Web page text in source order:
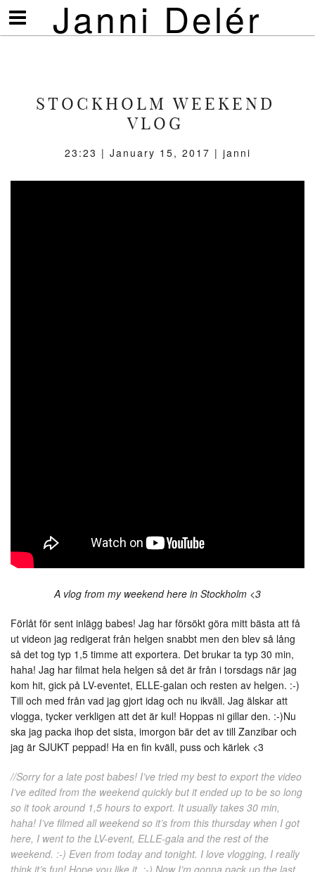
Janni Delér
Visa/göm
meny
STOCKHOLM WEEKEND
VLOG
23:23 | January 15, 2017 | janni
A vlog from my weekend here in Stockholm <3
Förlåt för sent inlägg babes! Jag har försökt göra mitt bästa att få
ut videon jag redigerat från helgen snabbt men den blev så lång
så det tog typ 1,5 timme att exportera. Det brukar ta typ 30 min,
haha! Jag har filmat hela helgen så det är från i torsdags när jag
kom hit, gick på LV-eventet, ELLE-galan och resten av helgen. :-)
Till och med från vad jag gjort idag och nu ikväll. Jag älskar att
vlogga, tycker verkligen att det är kul! Hoppas ni gillar den. :-)Nu
ska jag packa ihop det sista, imorgon bär det av till Zanzibar och
jag är SJUKT peppad! Ha en fin kväll, puss och kärlek <3
//Sorry for a late post babes! I’ve tried my best to export the video
I’ve edited from the weekend quickly but it ended up to be so long
so it took around 1,5 hours to export. It usually takes 30 min,
haha! I’ve filmed all weekend so it’s from this thursday when I got
here, I went to the LV-event, ELLE-gala and the rest of the
weekend. :-) Even from today and tonight. I love vlogging, I really
think it’s fun! Hope you like it. :-) Now I’m gonna pack up the last